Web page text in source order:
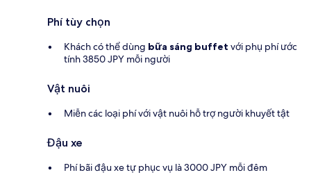
Phí tùy chọn
Khách có thể dùng bữa sáng buffet với phụ phí ước
tính 3850 JPY mỗi người
Vật nuôi
Miễn các loại phí với vật nuôi hỗ trợ người khuyết tật
Đậu xe
Phí bãi đậu xe tự phục vụ là 3000 JPY mỗi đêm